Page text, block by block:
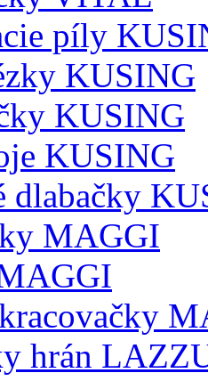
píly
KUSING
KUSING
KUSING
dlabačky
MAGGI
hrán